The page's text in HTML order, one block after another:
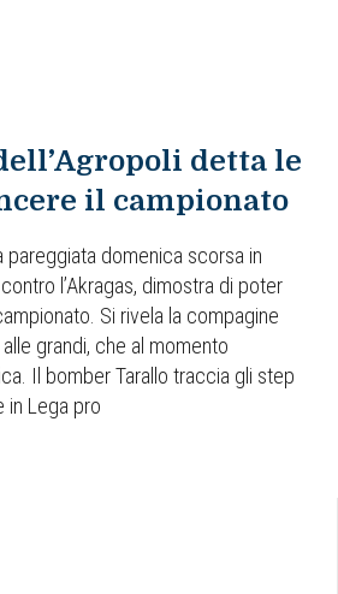
detta le
il campionato
pareggiata domenica scorsa in
l’Akragas, dimostra di poter
Si rivela la compagine
grandi, che al momento
Il bomber Tarallo traccia gli step
in Lega pro